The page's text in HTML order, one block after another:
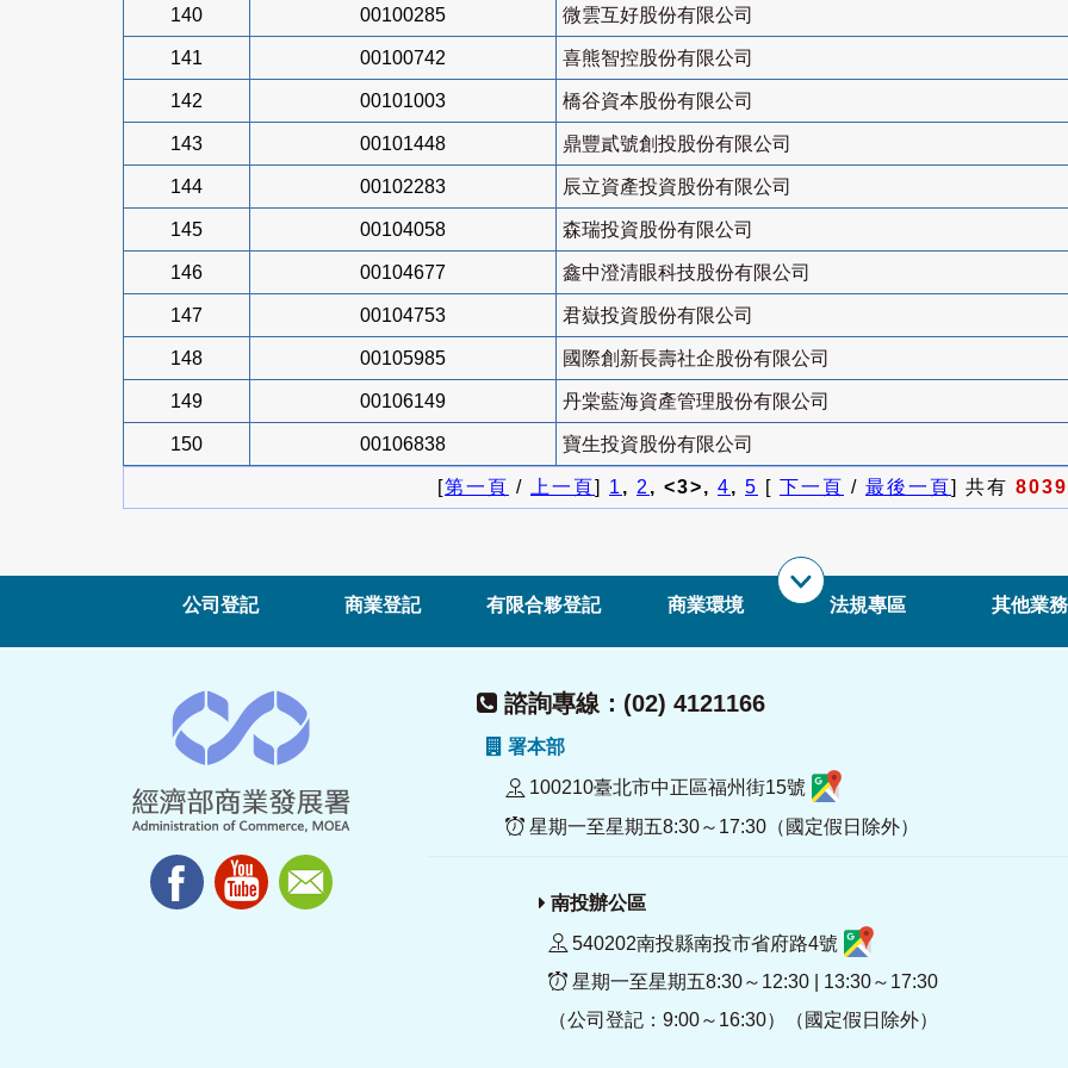
140 00100285 微雲互好股份有限公司
141 00100742 喜熊智控股份有限公司
142 00101003 橋谷資本股份有限公司
143 00101448 鼎豐貳號創投股份有限公司
144 00102283 辰立資產投資股份有限公司
145 00104058 森瑞投資股份有限公司
146 00104677 鑫中澄清眼科技股份有限公司
147 00104753 君嶽投資股份有限公司
148 00105985 國際創新長壽社企股份有限公司
149 00106149 丹棠藍海資產管理股份有限公司
150 00106838 寶生投資股份有限公司
[第一頁 / 上一頁] 1, 2, <3>, 4, 5 [ 下一頁 / 最後一頁] 共有 8039
公司登記 商業登記 有限合夥登記 商業環境 法規專區 其他業務
諮詢專線：(02) 4121166
署本部
100210臺北市中正區福州街15號
星期一至星期五8:30～17:30（國定假日除外）
南投辦公區
540202南投縣南投市省府路4號
星期一至星期五8:30～12:30 | 13:30～17:30
（公司登記：9:00～16:30）（國定假日除外）